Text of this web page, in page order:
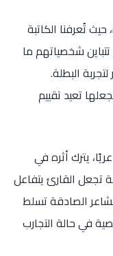
تُعرفنا الكاتبة
شخصياتهم ما
البطلة.
تعيد تقييم
يترك أثره في
تجعل القارئ يتفاعل
الصادقة تسلط
في حالة التجارب